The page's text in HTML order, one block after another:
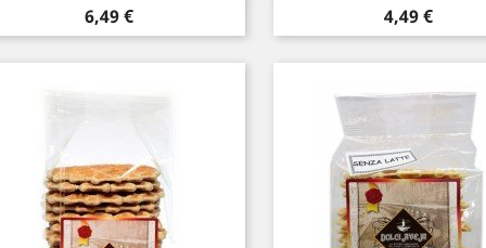
Prezzo
6,49 € Prezzo
4,49 €